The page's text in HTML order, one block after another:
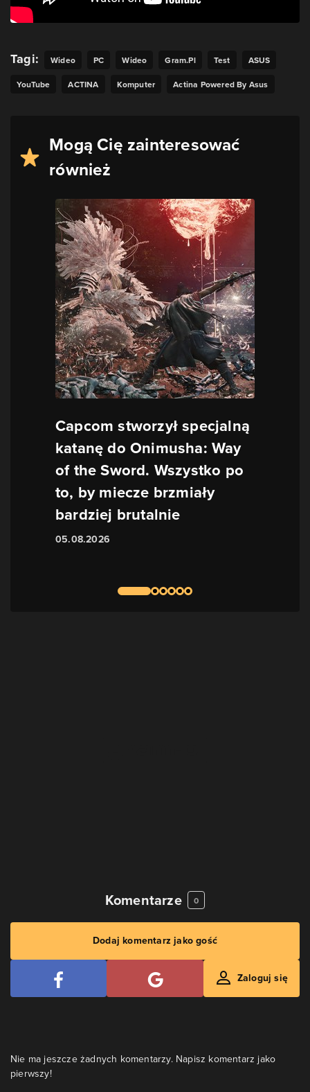
Tagi: Wideo PC Wideo Gram.pl Test
ASUS
YouTube
ACTINA Komputer Actina Powered By Asus
Mogą Cię zainteresować
również
Capcom stworzył specjalną
katanę do Onimusha: Way
of the Sword. Wszystko po
to, by miecze brzmiały
bardziej brutalnie
05.08.2026
Komentarze 0
Dodaj komentarz jako gość
Zaloguj się
Nie ma jeszcze żadnych komentarzy. Napisz komentarz jako
pierwszy!